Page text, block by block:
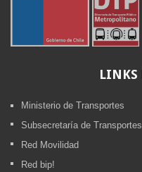
LINKS
Ministerio de Transportes
Subsecretaría de Transportes
Red Movilidad
Red bip!